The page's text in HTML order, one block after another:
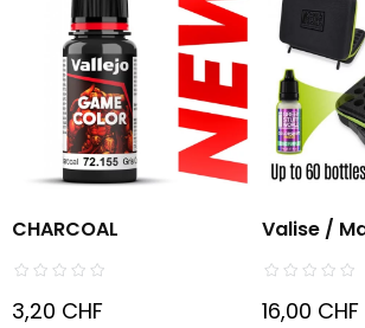
CHARCOAL
3,20 CHF
Valise /
16,00 CHF